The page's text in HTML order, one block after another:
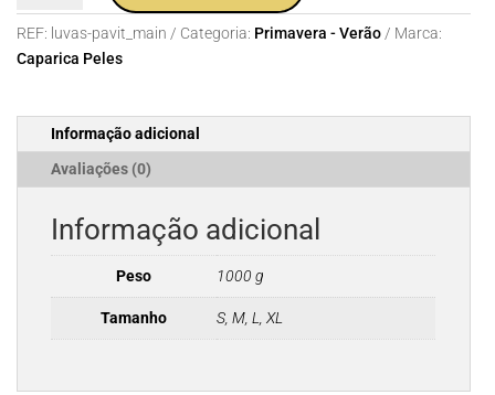
Luvas
Caparica
Peles
REF: luvas-pavit_main Categoria: Primavera - Verão
Marca:
Caparica Peles
Informação adicional
Avaliações (0)
Informação adicional
Peso 1000 g
Tamanho S, M, L, XL